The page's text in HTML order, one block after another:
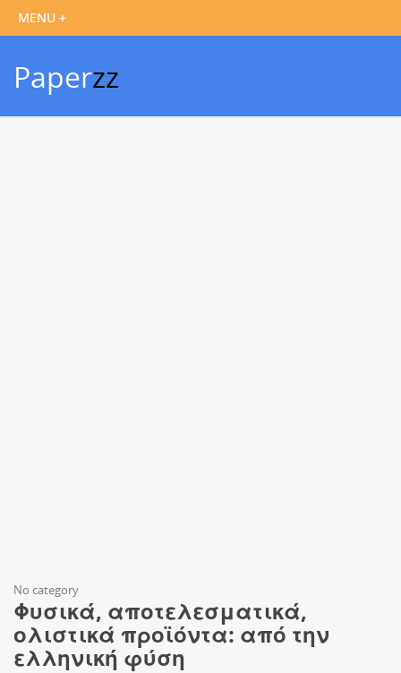
Paperzz
No category
Φυσικά, αποτελεσματικά,
ολιστικά προϊόντα: από την
ελληνική φύση